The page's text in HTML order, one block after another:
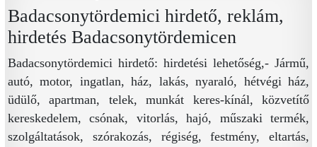
Badacsonytördemici hirdető, reklám,
hirdetés Badacsonytördemicen
Badacsonytördemici hirdető: hirdetési lehetőség,- Jármű,
autó, motor, ingatlan, ház, lakás, nyaraló, hétvégi ház,
üdülő, apartman, telek, munkát keres-kínál, közvetítő
kereskedelem, csónak, vitorlás, hajó, műszaki termék,
szolgáltatások, szórakozás, régiség, festmény, eltartás,